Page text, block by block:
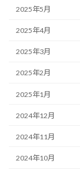
2025年5月
2025年4月
2025年3月
2025年2月
2025年1月
2024年12月
2024年11月
2024年10月